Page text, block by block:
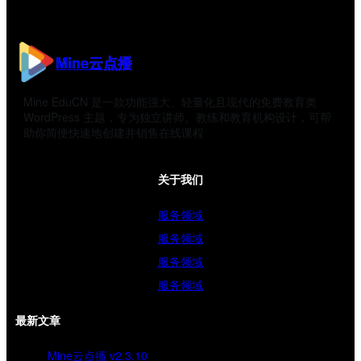
Mine云点播
Mine EduCN 是一款功能强大、轻量化且现代的免费教育类
WordPress 主题，专为独立讲师、教练和教育机构设计，可帮
助你简便快速地创建并销售在线课程
关于我们
服务领域
服务领域
服务领域
服务领域
最新文章
Mine云点播 v2.3.10